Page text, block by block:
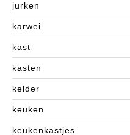
jurken
karwei
kast
kasten
kelder
keuken
keukenkastjes